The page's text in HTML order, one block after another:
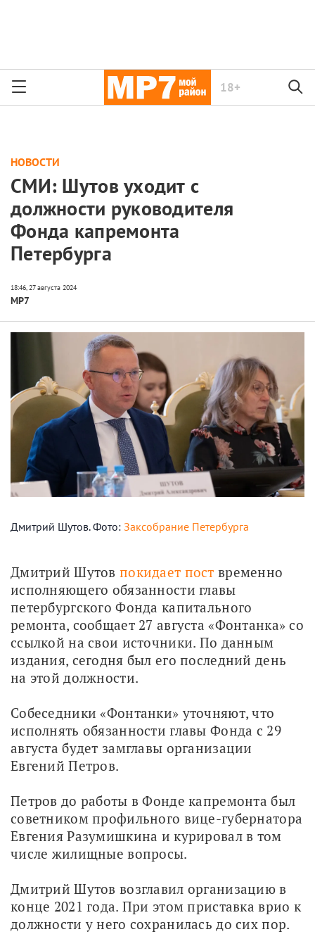
18+
НОВОСТИ
СМИ: Шутов уходит с
должности руководителя
Фонда капремонта
Петербурга
МР7
Дмитрий Шутов. Фото: Заксобрание Петербурга
Дмитрий Шутов покидает пост временно
исполняющего обязанности главы
петербургского Фонда капитального
ремонта, сообщает 27 августа «Фонтанка» со
ссылкой на свои источники. По данным
издания, сегодня был его последний день
на этой должности.
Собеседники «Фонтанки» уточняют, что
исполнять обязанности главы Фонда с 29
августа будет замглавы организации
Евгений Петров.
Петров до работы в Фонде капремонта был
советником профильного вице-губернатора
Евгения Разумишкина и курировал в том
числе жилищные вопросы.
Дмитрий Шутов возглавил организацию в
конце 2021 года. При этом приставка врио к
должности у него сохранилась до сих пор.